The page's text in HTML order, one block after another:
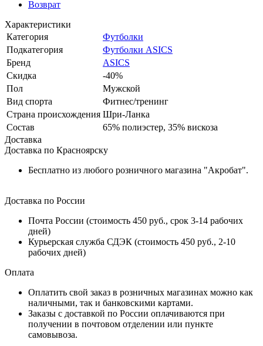
Возврат
Характеристики
Категория
Футболки
Подкатегория
Футболки ASICS
Бренд
ASICS
Скидка
-40%
Пол
Мужской
Вид спорта
Фитнес/тренинг
Страна происхождения Шри-Ланка
Состав
65% полиэстер, 35% вискоза
Доставка
Доставка по Красноярску
Бесплатно из любого розничного магазина "Акробат".
Доставка по России
Почта России (стоимость 450 руб., срок 3-14 рабочих
дней)
Курьерская служба СДЭК (стоимость 450 руб., 2-10
рабочих дней)
Оплата
Оплатить свой заказ в розничных магазинах можно как
наличными, так и банковскими картами.
Заказы с доставкой по России оплачиваются при
получении в почтовом отделении или пункте
самовывоза.